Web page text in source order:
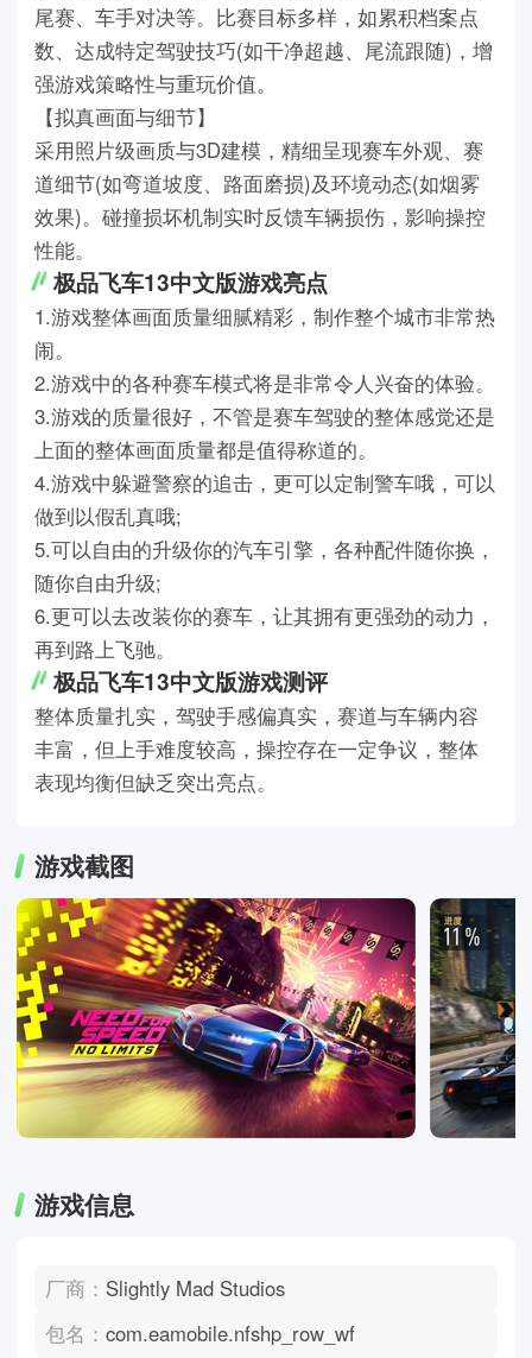
尾赛、车手对决等。比赛目标多样，如累积档案点
数、达成特定驾驶技巧(如干净超越、尾流跟随)，增
强游戏策略性与重玩价值。
【拟真画面与细节】
采用照片级画质与3D建模，精细呈现赛车外观、赛
道细节(如弯道坡度、路面磨损)及环境动态(如烟雾
效果)。碰撞损坏机制实时反馈车辆损伤，影响操控
性能。
极品飞车13中文版游戏亮点
1.游戏整体画面质量细腻精彩，制作整个城市非常热
闹。
2.游戏中的各种赛车模式将是非常令人兴奋的体验。
3.游戏的质量很好，不管是赛车驾驶的整体感觉还是
上面的整体画面质量都是值得称道的。
4.游戏中躲避警察的追击，更可以定制警车哦，可以
做到以假乱真哦;
5.可以自由的升级你的汽车引擎，各种配件随你换，
随你自由升级;
6.更可以去改装你的赛车，让其拥有更强劲的动力，
再到路上飞驰。
极品飞车13中文版游戏测评
整体质量扎实，驾驶手感偏真实，赛道与车辆内容
丰富，但上手难度较高，操控存在一定争议，整体
表现均衡但缺乏突出亮点。
游戏截图
游戏信息
厂商： Slightly Mad Studios
包名：com.eamobile.nfshp_row_wf